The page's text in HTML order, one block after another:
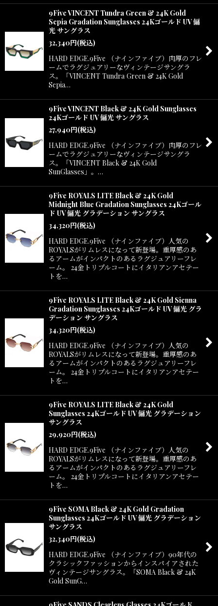
9Five VINCENT Tundra Green & 24K Gold
Sepia Gradation Sunglasses 24Kゴールド UV 偏
光 サングラス
32,340円(税込)
HARD EDGE.9Five （ナインファイブ）肉厚のフレ
ームでラグジュアリーなヴィンテージサングラ
ス。「VINCENT Tundra Green & 24K Gold
Sepia…
9Five VINCENT Black & 24K Gold Sunglasses
24Kゴールド UV 偏光 サングラス
27,940円(税込)
HARD EDGE.9Five （ナインファイブ）肉厚のフレ
ームでラグジュアリーなヴィンテージサングラ
ス。「VINCENT Black & 24K Gold
SunGlasses」。…
9Five ROYALS LITE Black & 24K Gold
Midnight Blue Gradation Sunglasses 24Kゴール
ド UV 偏光 グラデーション サングラス
34,320円(税込)
HARD EDGE.9Five （ナインファイブ）人気の
ROYALSがリムレスになって新登場。重厚感のあ
るアームがインパクトのあるラグジュアリーフレ
ーム。 24金トリプルコートにイタリアンアセテー
トを…
9Five ROYALS LITE Black & 24K Gold Sienna
Gradation Sunglasses 24Kゴールド UV 偏光 グラ
デーション サングラス
34,320円(税込)
HARD EDGE.9Five （ナインファイブ）人気の
ROYALSがリムレスになって新登場。重厚感のあ
るアームがインパクトのあるラグジュアリーフレ
ーム。 24金トリプルコートにイタリアンアセテー
トを…
9Five ROYALS LITE Black & 24K Gold
Sunglasses 24Kゴールド UV 偏光 グラデーション
サングラス
29,920円(税込)
HARD EDGE.9Five （ナインファイブ）人気の
ROYALSがリムレスになって新登場。重厚感のあ
るアームがインパクトのあるラグジュアリーフレ
ーム。 24金トリプルコートにイタリアンアセテー
トを…
9Five SOMA Black & 24K Gold Gradation
Sunglasses 24Kゴールド UV 偏光 グラデーション
サングラス
32,340円(税込)
HARD EDGE.9Five （ナインファイブ）90年代の
クラシックファッションからインスパイアされた
ヴィンテージサングラス。「SOMA Black & 24K
Gold SunG…